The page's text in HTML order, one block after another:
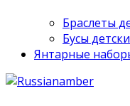
Браслеты
Бусы
Янтарные